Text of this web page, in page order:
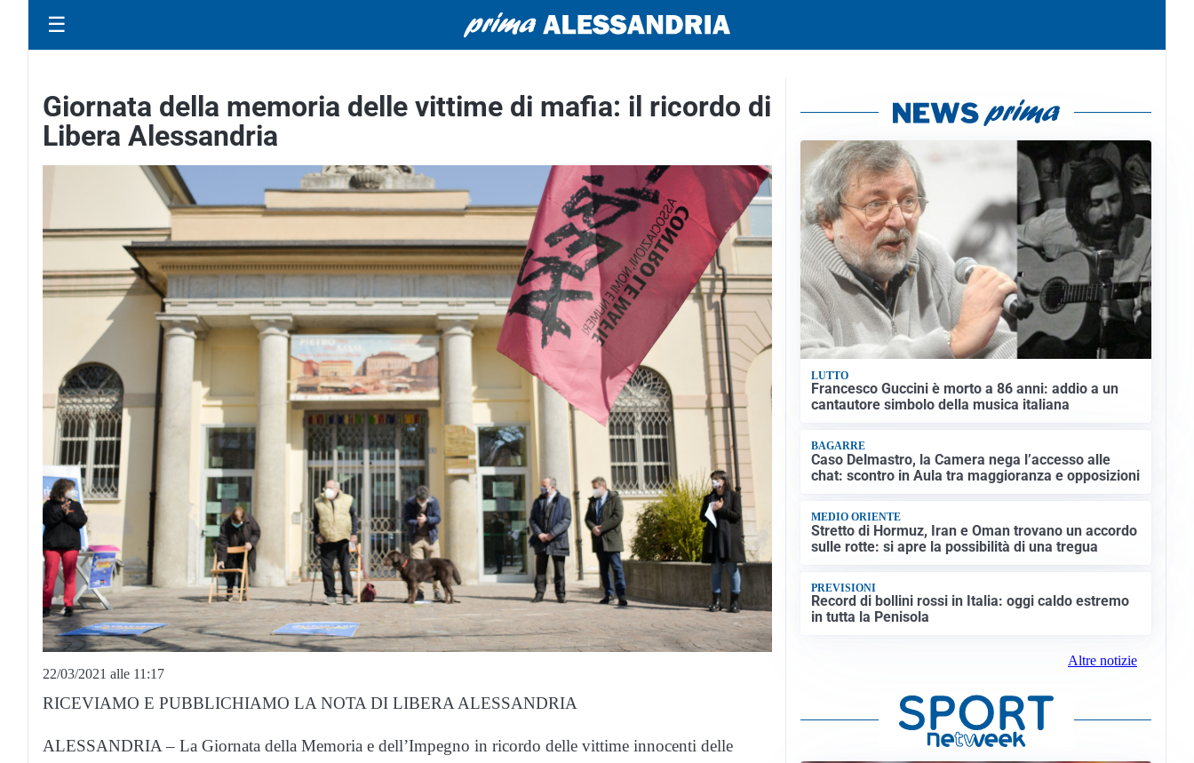
☰
Giornata della memoria delle vittime di mafia: il ricordo di
Libera Alessandria
22/03/2021 alle 11:17
RICEVIAMO E PUBBLICHIAMO LA NOTA DI LIBERA ALESSANDRIA
ALESSANDRIA – La Giornata della Memoria e dell’Impegno in ricordo delle vittime innocenti delle
LUTTO
Francesco Guccini è morto a 86 anni: addio a un
cantautore simbolo della musica italiana
BAGARRE
Caso Delmastro, la Camera nega l’accesso alle
chat: scontro in Aula tra maggioranza e opposizioni
MEDIO ORIENTE
Stretto di Hormuz, Iran e Oman trovano un accordo
sulle rotte: si apre la possibilità di una tregua
PREVISIONI
Record di bollini rossi in Italia: oggi caldo estremo
in tutta la Penisola
Altre notizie